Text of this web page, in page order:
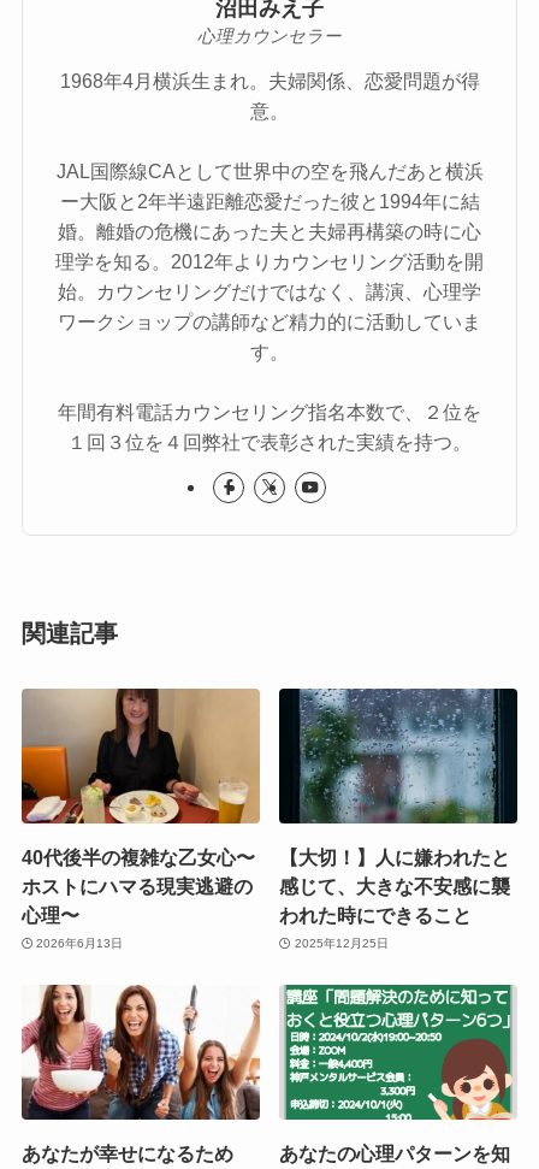
沼田みえ子
心理カウンセラー
1968年4月横浜生まれ。夫婦関係、恋愛問題が得
意。
JAL国際線CAとして世界中の空を飛んだあと横浜
ー大阪と2年半遠距離恋愛だった彼と1994年に結
婚。離婚の危機にあった夫と夫婦再構築の時に心
理学を知る。2012年よりカウンセリング活動を開
始。カウンセリングだけではなく、講演、心理学
ワークショップの講師など精力的に活動していま
す。
年間有料電話カウンセリング指名本数で、２位を
１回３位を４回弊社で表彰された実績を持つ。
関連記事
40代後半の複雑な乙女心〜
ホストにハマる現実逃避の
心理〜
2026年6月13日
【大切！】人に嫌われたと
感じて、大きな不安感に襲
われた時にできること
2025年12月25日
あなたが幸せになるため
あなたの心理パターンを知